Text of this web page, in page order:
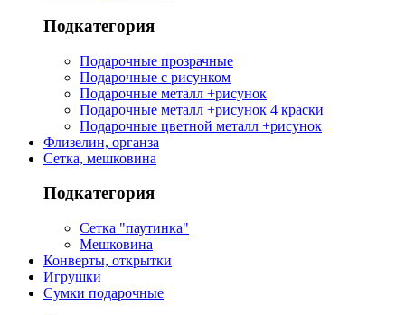
Подкатегория
Подарочные прозрачные
Подарочные с рисунком
Подарочные металл +рисунок
Подарочные металл +рисунок 4 краски
Подарочные цветной металл +рисунок
Флизелин, органза
Сетка, мешковина
Подкатегория
Сетка "паутинка"
Мешковина
Конверты, открытки
Игрушки
Сумки подарочные